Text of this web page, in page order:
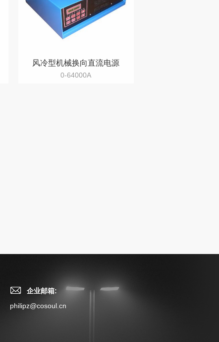
风冷型机械换向直流电源
0-64000A
企业邮箱:
philipz@cosoul.cn